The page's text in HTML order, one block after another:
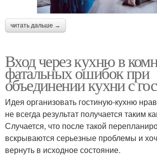
читать дальше →
Вход через кухню в
фатальных ошибок при
объединении кухни с
Идея организовать гостиную-кухню
не всегда результат получается таким
Случается, что после такой
вскрываются серьезные проблемы и
вернуть в исходное состояние.